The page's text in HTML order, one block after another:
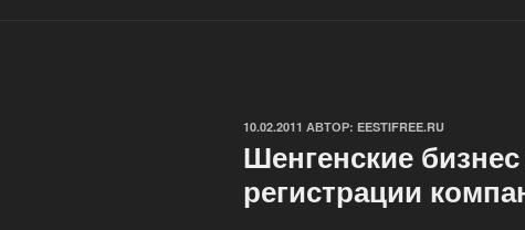
ОПУБЛИКОВАНО
10.02.2011 АВТОР: EESTIFREE.RU
Шенгенские
регистрации